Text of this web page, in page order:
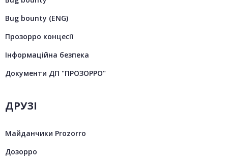
Bug bounty (ENG)
Прозорро концесії
Інформаційна безпека
Документи ДП "ПРОЗОРРО"
ДРУЗІ
Майданчики Prozorro
Дозорро